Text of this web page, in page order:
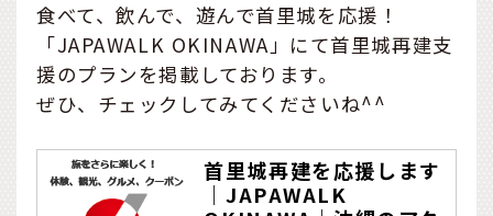
食べて、飲んで、遊んで首里城を応援！
「JAPAWALK OKINAWA」にて首里城再建支
援のプランを掲載しております。
ぜひ、チェックしてみてくださいね^^
首里城再建を応援します
｜JAPAWALK